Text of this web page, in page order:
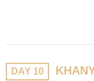
DAY 10